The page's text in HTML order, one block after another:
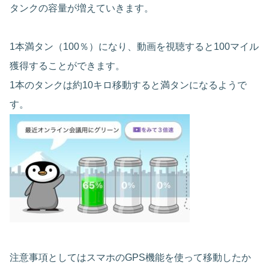
タンクの容量が増えていきます。
1本満タン（100％）になり、動画を視聴すると100マイル
獲得することができます。
1本のタンクは約10キロ移動すると満タンになるようで
す。
注意事項としてはスマホのGPS機能を使って移動したか